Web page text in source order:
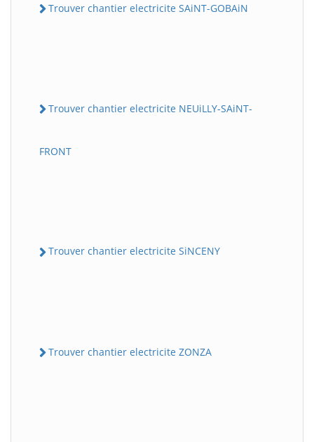
Trouver chantier electricite SAiNT-GOBAiN
Trouver chantier electricite NEUiLLY-SAiNT-
FRONT
Trouver chantier electricite SiNCENY
Trouver chantier electricite ZONZA